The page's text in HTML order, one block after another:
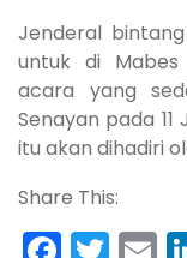
Jenderal
untuk di
acara yang
Senayan pada
itu akan dihadiri
Share This: